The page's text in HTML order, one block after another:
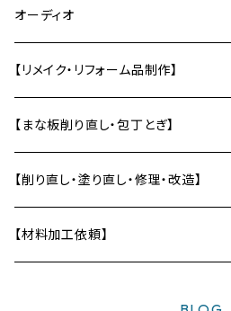
風呂椅子
壁かざり
研ぎ用品
単管エンドキャップ
ディスプレイ用品
船内小物
テーブル
差し板
オーディオ
オーディオラック
インシュレーター
自作スピーカー部材加工
ディフューザー
【リメイク・リフォーム品制作】
バットから制作
テーブルの削り直し・塗り直し
【まな板削り直し・包丁とぎ】
【削り直し・塗り直し・修理・改造】
テーブル
【材料加工依頼】